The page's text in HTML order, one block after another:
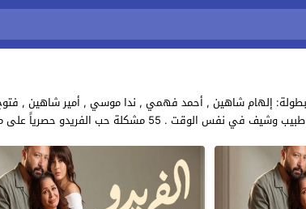
الفريدو حصرياً على موقع مسلسلات تايم